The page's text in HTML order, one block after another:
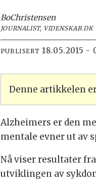
BoChristensen
JOURNALIST, VIDENSKAB.DK
PUBLISERT 18.05.2015 -
Denne artikkelen
Alzheimers er den
mentale evner ut av
Nå viser resultater
utviklingen av